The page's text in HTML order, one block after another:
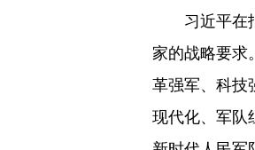
习近平在报
家的战略要求
革强军、科技
现代化、军队